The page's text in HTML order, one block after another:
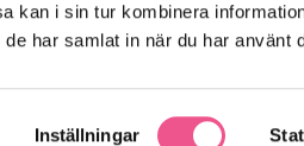
kan i sin tur kombinera
har samlat in när du har använt
Inställningar